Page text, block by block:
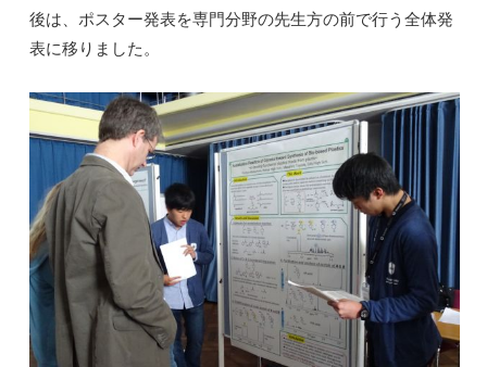
後は、ポスター発表を専門分野の先生方の前で行う全体発
表に移りました。